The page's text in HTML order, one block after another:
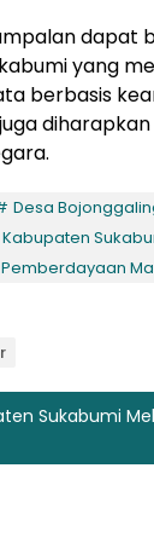
dapat
yang
berbasis
Desa
Kabupaten
Pemberdayaan
Sukabumi